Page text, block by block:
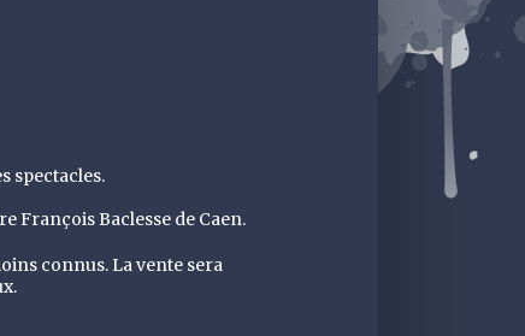
spectacles.
François Baclesse de Caen.
connus. La vente sera